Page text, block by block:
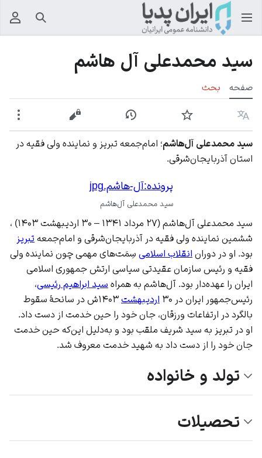
جستجو
سید محمدعلی آل هاشم
صفحه بحث
زبان پیگیری نمایش تاریخچهنمایش مبدأ
سید محمدعلی آل‌هاشم؛ امام‌جمعه تبریز و نماینده ولی فقیه در
استان آذربایجان‌شرقی.
پرونده:آل-هاشم.jpg
سید محمدعلی آل‌هاشم
سید محمدعلی آل‌هاشم (۲۷ مرداد ۱۳۴۱ – ۳۰ اردیبهشت ۱۴۰۳)‌ ،
ششمین نماینده ولی فقیه در آذربایجان‌شرقی و امام‌جمعه تبریز
بود. او در دوران انقلاب اسلامی سِمَت‌های مهمی چون نماینده ولی
فقیه و رئیس سازمان عقیدتی سیاسی ارتش جمهوری اسلامی
ایران را عهده‌دار بود. آل‌هاشم به همراه سید ابراهیم رئیسی،
رئیس‌جمهور ایران در ۳۰
اردیبهشت
۱۴۰۳ش در سانحۀ سقوط
بالگرد در ارتفاعات ورزقان، جان خود را حین خدمت از دست داد.
او در تبریز به سید شریف ملقب بود و به‌دلیل این‌که حین خدمت
جان خود را از دست داد به شهید خدمت معروف شد.
تولد و خانواده
تحصیلات